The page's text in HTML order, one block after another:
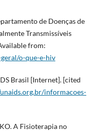
de Doenças de
Transmissíveis
from:
o-que-e-hiv
Brasil [Internet]. [cited
informacoes-
A Fisioterapia no